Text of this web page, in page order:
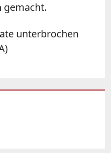
gemacht.
unterbrochen